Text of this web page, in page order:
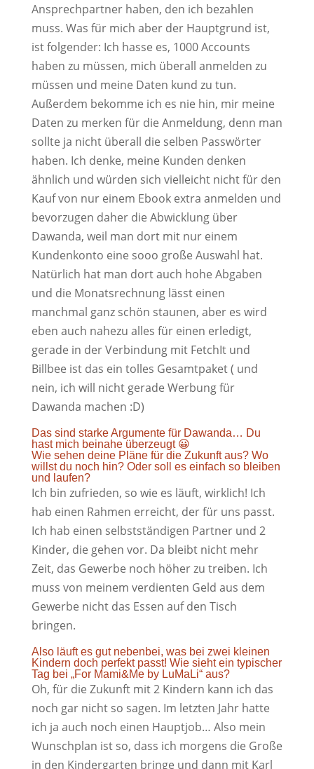
Ansprechpartner haben, den ich bezahlen
muss. Was für mich aber der Hauptgrund ist,
ist folgender: Ich hasse es, 1000 Accounts
haben zu müssen, mich überall anmelden zu
müssen und meine Daten kund zu tun.
Außerdem bekomme ich es nie hin, mir meine
Daten zu merken für die Anmeldung, denn man
sollte ja nicht überall die selben Passwörter
haben. Ich denke, meine Kunden denken
ähnlich und würden sich vielleicht nicht für den
Kauf von nur einem Ebook extra anmelden und
bevorzugen daher die Abwicklung über
Dawanda, weil man dort mit nur einem
Kundenkonto eine sooo große Auswahl hat.
Natürlich hat man dort auch hohe Abgaben
und die Monatsrechnung lässt einen
manchmal ganz schön staunen, aber es wird
eben auch nahezu alles für einen erledigt,
gerade in der Verbindung mit FetchIt und
Billbee ist das ein tolles Gesamtpaket ( und
nein, ich will nicht gerade Werbung für
Dawanda machen :D)
Das sind starke Argumente für Dawanda… Du
hast mich beinahe überzeugt 😀
Wie sehen deine Pläne für die Zukunft aus? Wo
willst du noch hin? Oder soll es einfach so bleiben
und laufen?
Ich bin zufrieden, so wie es läuft, wirklich! Ich
hab einen Rahmen erreicht, der für uns passt.
Ich hab einen selbstständigen Partner und 2
Kinder, die gehen vor. Da bleibt nicht mehr
Zeit, das Gewerbe noch höher zu treiben. Ich
muss von meinem verdienten Geld aus dem
Gewerbe nicht das Essen auf den Tisch
bringen.
Also läuft es gut nebenbei, was bei zwei kleinen
Kindern doch perfekt passt! Wie sieht ein typischer
Tag bei „For Mami&Me by LuMaLi“ aus?
Oh, für die Zukunft mit 2 Kindern kann ich das
noch gar nicht so sagen. Im letzten Jahr hatte
ich ja auch noch einen Hauptjob… Also mein
Wunschplan ist so, dass ich morgens die Große
in den Kindergarten bringe und dann mit Karl